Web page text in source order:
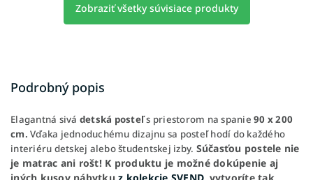
Zobraziť všetky súvisiace produkty
Podrobný popis
Elagantná sivá detská posteľs priestorom na spanie 90 x 200
cm. Vďaka jednoduchému dizajnu sa posteľ hodí do každého
interiéru detskej alebo študentskej izby. Súčasťou postele nie
je matrac ani rošt! K produktu je možné dokúpenie aj